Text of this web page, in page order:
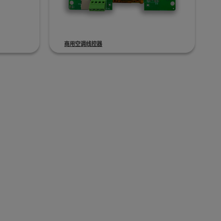
商用空调线控器